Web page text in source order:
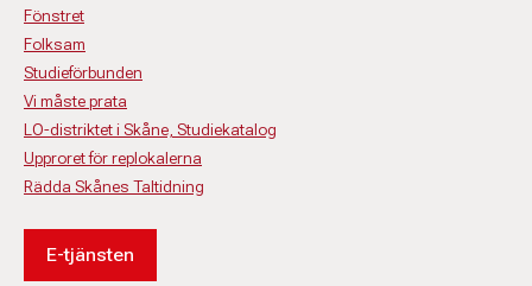
Fönstret
Folksam
Studieförbunden
Vi måste prata
LO-distriktet i Skåne, Studiekatalog
Upproret för replokalerna
Rädda Skånes Taltidning
E-tjänsten